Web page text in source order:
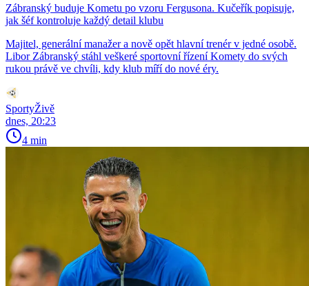
Zábranský buduje Kometu po vzoru Fergusona. Kučeřík popisuje,
jak šéf kontroluje každý detail klubu
Majitel, generální manažer a nově opět hlavní trenér v jedné osobě.
Libor Zábranský stáhl veškeré sportovní řízení Komety do svých
rukou právě ve chvíli, kdy klub míří do nové éry.
SportyŽivě
dnes, 20:23
4 min